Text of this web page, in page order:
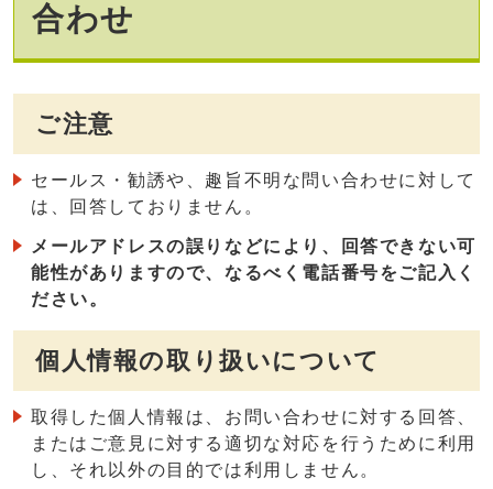
合わせ
ご注意
セールス・勧誘や、趣旨不明な問い合わせに対して
は、回答しておりません。
メールアドレスの誤りなどにより、回答できない可
能性がありますので、なるべく電話番号をご記入く
ださい。
個人情報の取り扱いについて
取得した個人情報は、お問い合わせに対する回答、
またはご意見に対する適切な対応を行うために利用
し、それ以外の目的では利用しません。